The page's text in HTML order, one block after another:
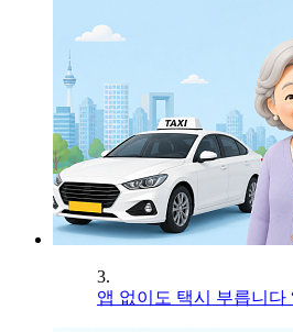
3.
앱 없이도 택시 부릅니다